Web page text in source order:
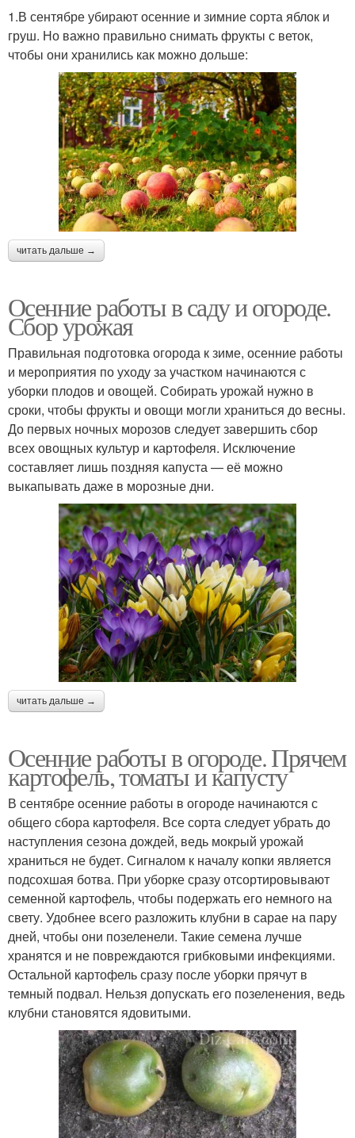
1.В сентябре убирают осенние и зимние сорта яблок и
груш. Но важно правильно снимать фрукты с веток,
чтобы они хранились как можно дольше:
читать дальше →
Осенние работы в саду и огороде.
Сбор урожая
Правильная подготовка огорода к зиме, осенние работы
и мероприятия по уходу за участком начинаются с
уборки плодов и овощей. Собирать урожай нужно в
сроки, чтобы фрукты и овощи могли храниться до весны.
До первых ночных морозов следует завершить сбор
всех овощных культур и картофеля. Исключение
составляет лишь поздняя капуста — её можно
выкапывать даже в морозные дни.
читать дальше →
Осенние работы в огороде. Прячем
картофель, томаты и капусту
В сентябре осенние работы в огороде начинаются с
общего сбора картофеля. Все сорта следует убрать до
наступления сезона дождей, ведь мокрый урожай
храниться не будет. Сигналом к началу копки является
подсохшая ботва. При уборке сразу отсортировывают
семенной картофель, чтобы подержать его немного на
свету. Удобнее всего разложить клубни в сарае на пару
дней, чтобы они позеленели. Такие семена лучше
хранятся и не повреждаются грибковыми инфекциями.
Остальной картофель сразу после уборки прячут в
темный подвал. Нельзя допускать его позеленения, ведь
клубни становятся ядовитыми.